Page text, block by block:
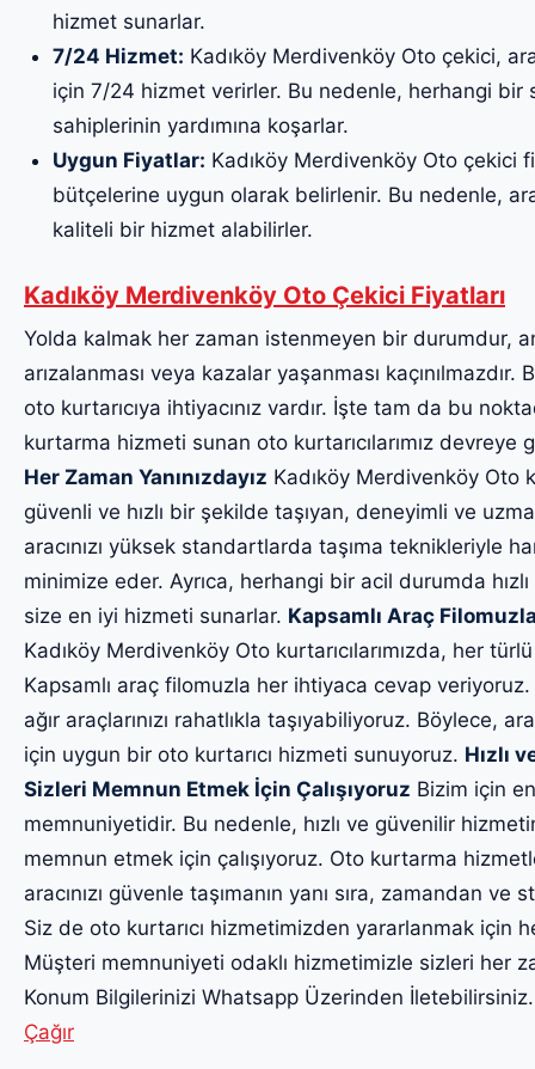
hizmet sunarlar.
7/24 Hizmet: Kadıköy Merdivenköy Oto çekici,
için 7/24 hizmet verirler. Bu nedenle, herhangi bir
sahiplerinin yardımına koşarlar.
Uygun Fiyatlar: Kadıköy Merdivenköy Oto çekici
bütçelerine uygun olarak belirlenir. Bu nedenle,
kaliteli bir hizmet alabilirler.
Kadıköy Merdivenköy Oto Çekici Fiyatları
Yolda kalmak her zaman istenmeyen bir durumdur,
arızalanması veya kazalar yaşanması
oto kurtarıcıya ihtiyacınız vardır. İşte tam da bu
kurtarma hizmeti sunan oto kurtarıcılarımız devreye
Her Zaman Yanınızdayız Kadıköy Merdivenköy Oto
güvenli ve hızlı bir şekilde taşıyan, deneyimli ve
aracınızı yüksek standartlarda taşıma teknikleriyle
minimize eder. Ayrıca, herhangi bir acil durumda
size en iyi hizmeti sunarlar. Kapsamlı Araç
Kadıköy Merdivenköy Oto kurtarıcılarımızda, her
Kapsamlı araç filomuzla her ihtiyaca cevap
ağır araçlarınızı rahatlıkla taşıyabiliyoruz. Böylece,
için uygun bir oto kurtarıcı hizmeti sunuyoruz. Hızlı
Sizleri Memnun Etmek İçin Çalışıyoruz Bizim için
memnuniyetidir. Bu nedenle, hızlı ve güvenilir
memnun etmek için çalışıyoruz. Oto kurtarma
aracınızı güvenle taşımanın yanı sıra, zamandan
Siz de oto kurtarıcı hizmetimizden yararlanmak için
Müşteri memnuniyeti odaklı hizmetimizle sizleri her
Konum Bilgilerinizi Whatsapp Üzerinden
Çağır